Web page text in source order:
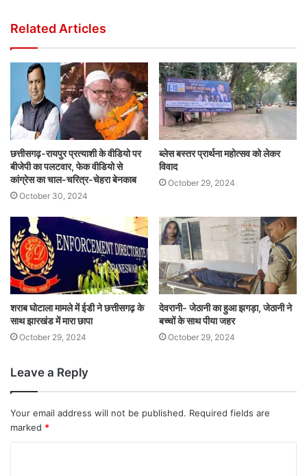
Related Articles
छत्तीसगढ़-रायपुर प्रत्याशी के वीडियो पर
बीजेपी का पलटवार, फेक वीडियो से
कांग्रेस का चाल-चरित्र-चेहरा बेनकाब
October 30, 2024
ब्लेस बस्तर प्रार्थना महोत्सव को लेकर
विवाद
October 29, 2024
शराब घोटाला मामले में ईडी ने छत्तीसगढ़ के
साथ झारखंड में मारा छापा
October 29, 2024
देवरानी- जेठानी का हुआ झगड़ा, जेठानी ने
बच्चों के साथ पीया जहर
October 29, 2024
Leave a Reply
Your email address will not be published. Required fields are
marked *